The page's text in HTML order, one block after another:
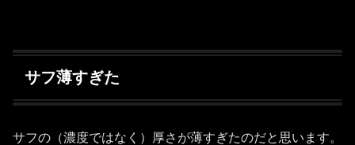
サフ薄すぎた
サフの（濃度ではなく）厚さが薄すぎたのだと思います。